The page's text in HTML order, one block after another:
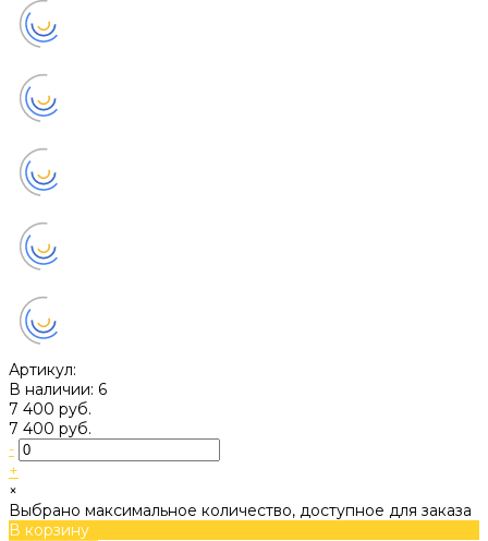
Артикул:
В наличии: 6
7 400 руб.
7 400 руб.
-
+
×
Выбрано максимальное количество, доступное для заказа
В корзину